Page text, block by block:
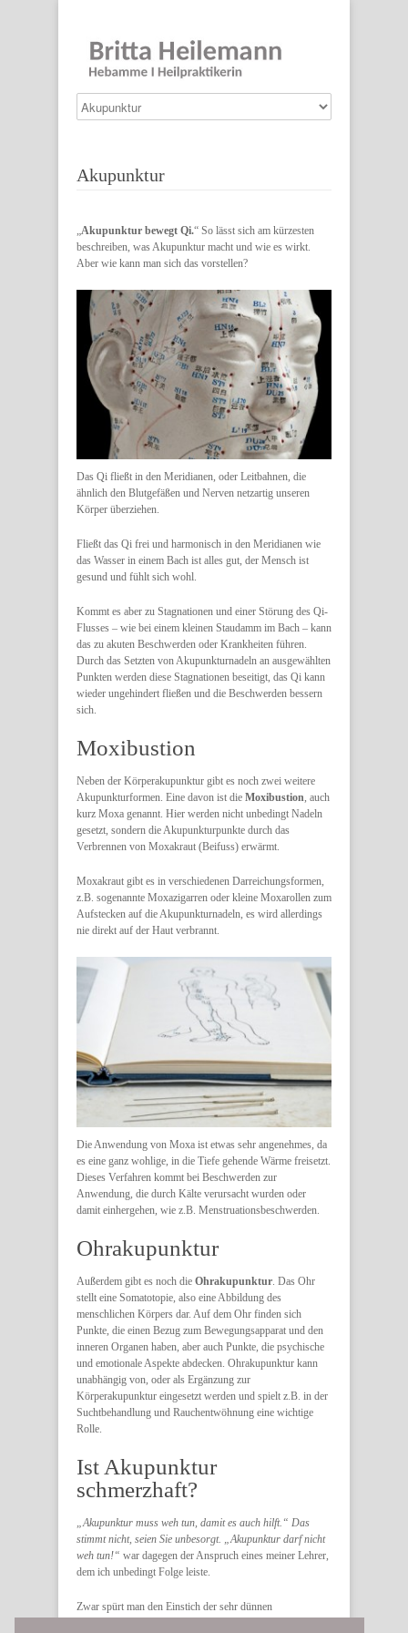
Akupunktur
„Akupunktur bewegt Qi.“ So lässt sich am kürzesten
beschreiben, was Akupunktur macht und wie es wirkt.
Aber wie kann man sich das vorstellen?
Das Qi fließt in den Meridianen, oder Leitbahnen, die
ähnlich den Blutgefäßen und Nerven netzartig unseren
Körper überziehen.
Fließt das Qi frei und harmonisch in den Meridianen wie
das Wasser in einem Bach ist alles gut, der Mensch ist
gesund und fühlt sich wohl.
Kommt es aber zu Stagnationen und einer Störung des Qi-
Flusses – wie bei einem kleinen Staudamm im Bach – kann
das zu akuten Beschwerden oder Krankheiten führen.
Durch das Setzten von Akupunkturnadeln an ausgewählten
Punkten werden diese Stagnationen beseitigt, das Qi kann
wieder ungehindert fließen und die Beschwerden bessern
sich.
Moxibustion
Neben der Körperakupunktur gibt es noch zwei weitere
Akupunkturformen. Eine davon ist die Moxibustion, auch
kurz Moxa genannt. Hier werden nicht unbedingt Nadeln
gesetzt, sondern die Akupunkturpunkte durch das
Verbrennen von Moxakraut (Beifuss) erwärmt.
Moxakraut gibt es in verschiedenen Darreichungsformen,
z.B. sogenannte Moxazigarren oder kleine Moxarollen zum
Aufstecken auf die Akupunkturnadeln, es wird allerdings
nie direkt auf der Haut verbrannt.
Die Anwendung von Moxa ist etwas sehr angenehmes, da
es eine ganz wohlige, in die Tiefe gehende Wärme freisetzt.
Dieses Verfahren kommt bei Beschwerden zur
Anwendung, die durch Kälte verursacht wurden oder
damit einhergehen, wie z.B. Menstruationsbeschwerden.
Ohrakupunktur
Außerdem gibt es noch die Ohrakupunktur . Das Ohr
stellt eine Somatotopie, also eine Abbildung des
menschlichen Körpers dar. Auf dem Ohr finden sich
Punkte, die einen Bezug zum Bewegungsapparat und den
inneren Organen haben, aber auch Punkte, die psychische
und emotionale Aspekte abdecken. Ohrakupunktur kann
unabhängig von, oder als Ergänzung zur
Körperakupunktur eingesetzt werden und spielt z.B. in der
Suchtbehandlung und Rauchentwöhnung eine wichtige
Rolle.
Ist Akupunktur
schmerzhaft?
„Akupunktur muss weh tun, damit es auch hilft.“ Das
stimmt nicht, seien Sie unbesorgt. „Akupunktur darf nicht
weh tun!“ war dagegen der Anspruch eines meiner Lehrer,
dem ich unbedingt Folge leiste.
Zwar spürt man den Einstich der sehr dünnen